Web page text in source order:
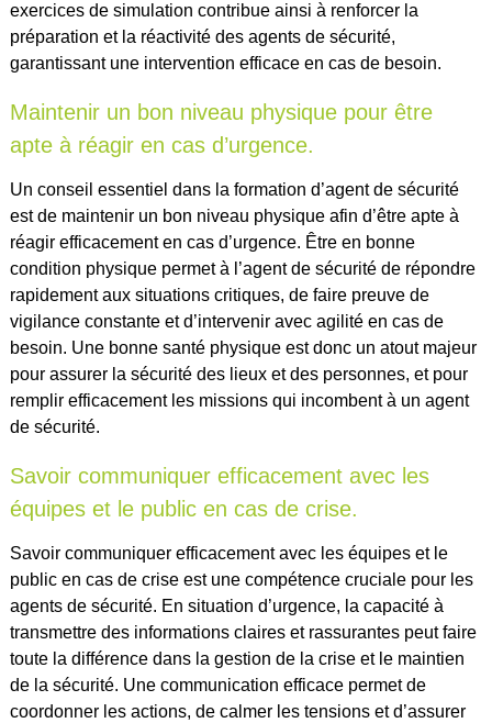
exercices de simulation contribue ainsi à renforcer la
préparation et la réactivité des agents de sécurité,
garantissant une intervention efficace en cas de besoin.
Maintenir un bon niveau physique pour être
apte à réagir en cas d’urgence.
Un conseil essentiel dans la formation d’agent de sécurité
est de maintenir un bon niveau physique afin d’être apte à
réagir efficacement en cas d’urgence. Être en bonne
condition physique permet à l’agent de sécurité de répondre
rapidement aux situations critiques, de faire preuve de
vigilance constante et d’intervenir avec agilité en cas de
besoin. Une bonne santé physique est donc un atout majeur
pour assurer la sécurité des lieux et des personnes, et pour
remplir efficacement les missions qui incombent à un agent
de sécurité.
Savoir communiquer efficacement avec les
équipes et le public en cas de crise.
Savoir communiquer efficacement avec les équipes et le
public en cas de crise est une compétence cruciale pour les
agents de sécurité. En situation d’urgence, la capacité à
transmettre des informations claires et rassurantes peut faire
toute la différence dans la gestion de la crise et le maintien
de la sécurité. Une communication efficace permet de
coordonner les actions, de calmer les tensions et d’assurer